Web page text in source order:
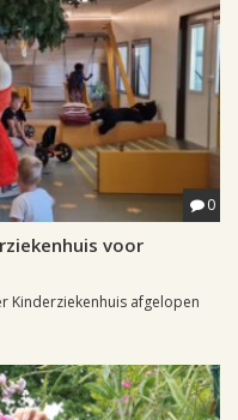
0
voor
Kinderziekenhuis afgelopen